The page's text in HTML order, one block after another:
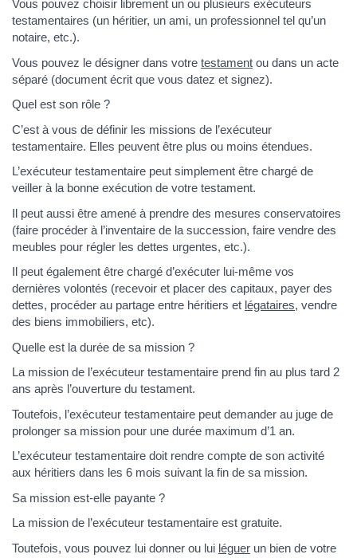
Vous pouvez choisir librement un ou plusieurs exécuteurs
testamentaires (un héritier, un ami, un professionnel tel qu’un
notaire, etc.).
Vous pouvez le désigner dans votre testament ou dans un acte
séparé (document écrit que vous datez et signez).
Quel est son rôle ?
C’est à vous de définir les missions de l’exécuteur
testamentaire. Elles peuvent être plus ou moins étendues.
L’exécuteur testamentaire peut simplement être chargé de
veiller à la bonne exécution de votre testament.
Il peut aussi être amené à prendre des mesures conservatoires
(faire procéder à l’inventaire de la succession, faire vendre des
meubles pour régler les dettes urgentes, etc.).
Il peut également être chargé d’exécuter lui-même vos
dernières volontés (recevoir et placer des capitaux, payer des
dettes, procéder au partage entre héritiers et légataires, vendre
des biens immobiliers, etc).
Quelle est la durée de sa mission ?
La mission de l’exécuteur testamentaire prend fin au plus tard 2
ans après l’ouverture du testament.
Toutefois, l’exécuteur testamentaire peut demander au juge de
prolonger sa mission pour une durée maximum d’1 an.
L’exécuteur testamentaire doit rendre compte de son activité
aux héritiers dans les 6 mois suivant la fin de sa mission.
Sa mission est-elle payante ?
La mission de l’exécuteur testamentaire est gratuite.
Toutefois, vous pouvez lui donner ou lui léguer un bien de votre